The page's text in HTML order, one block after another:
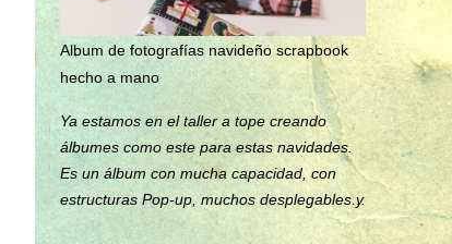
Album de fotografías navideño scrapbook
hecho a mano
Ya estamos en el taller a tope creando
álbumes como este para estas navidades.
Es un álbum con mucha capacidad, con
estructuras Pop-up, muchos desplegables y
bolsillos, para poner un montón de